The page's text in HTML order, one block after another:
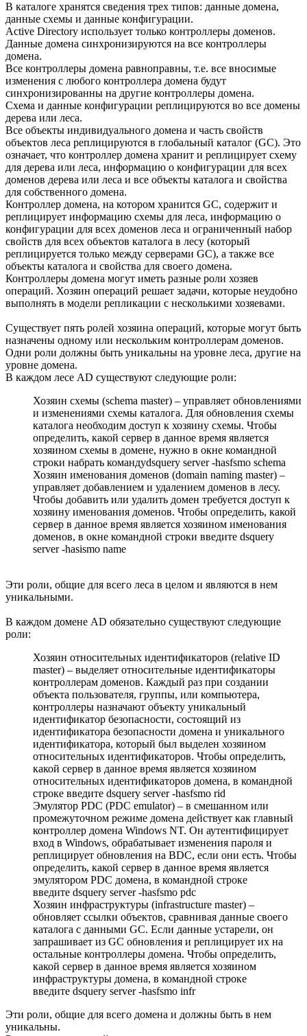
В каталоге хранятся сведения трех типов: данные домена,
данные схемы и данные конфигурации.
Active Directory использует только контроллеры доменов.
Данные домена синхронизируются на все контроллеры
домена.
Все контроллеры домена равноправны, т.е. все вносимые
изменения с любого контроллера домена будут
синхронизированны на другие контроллеры домена.
Схема и данные конфигурации реплицируются во все домены
дерева или леса.
Все объекты индивидуального домена и часть свойств
объектов леса реплицируются в глобальный каталог (GC). Это
означает, что контроллер домена хранит и реплицирует схему
для дерева или леса, информацию о конфигурации для всех
доменов дерева или леса и все объекты каталога и свойства
для собственного домена.
Контроллер домена, на котором хранится GC, содержит и
реплицирует информацию схемы для леса, информацию о
конфигурации для всех доменов леса и ограниченный набор
свойств для всех объектов каталога в лесу (который
реплицируется только между серверами GC), а также все
объекты каталога и свойства для своего домена.
Контроллеры домена могут иметь разные роли хозяев
операций. Хозяин операций решает задачи, которые неудобно
выполнять в модели репликации с несколькими хозяевами.
Существует пять ролей хозяина операций, которые могут быть
назначены одному или нескольким контроллерам доменов.
Одни роли должны быть уникальны на уровне леса, другие на
уровне домена.
В каждом лесе AD существуют следующие роли:
Хозяин схемы (schema master) – управляет обновлениями
и изменениями схемы каталога. Для обновления схемы
каталога необходим доступ к хозяину схемы. Чтобы
определить, какой сервер в данное время является
хозяином схемы в домене, нужно в окне командной
строки набрать командуdsquery server -hasfsmo schema
Хозяин именования доменов (domain naming master) –
управляет добавлением и удалением доменов в лесу.
Чтобы добавить или удалить домен требуется доступ к
хозяину именования доменов. Чтобы определить, какой
сервер в данное время является хозяином именования
доменов, в окне командной строки введите dsquery
server -hasismo name
Эти роли, общие для всего леса в целом и являются в нем
уникальными.
В каждом домене AD обязательно существуют следующие
роли:
Хозяин относительных идентификаторов (relative ID
master) – выделяет относительные идентификаторы
контроллерам доменов. Каждый раз при создании
объекта пользователя, группы, или компьютера,
контроллеры назначают объекту уникальный
идентификатор безопасности, состоящий из
идентификатора безопасности домена и уникального
идентификатора, который был выделен хозяином
относительных идентификаторов. Чтобы определить,
какой сервер в данное время является хозяином
относительных идентификаторов домена, в командной
строке введите dsquery server -hasfsmo rid
Эмулятор PDC (PDC emulator) – в смешанном или
промежуточном режиме домена действует как главный
контроллер домена Windows NT. Он аутентифицирует
вход в Windows, обрабатывает изменения пароля и
реплицирует обновления на BDC, если они есть. Чтобы
определить, какой сервер в данное время является
эмулятором PDC домена, в командной строке
введите dsquery server -hasfsmo pdc
Хозяин инфраструктуры (infrastructure master) –
обновляет ссылки объектов, сравнивая данные своего
каталога с данными GC. Если данные устарели, он
запрашивает из GC обновления и реплицирует их на
остальные контроллеры домена. Чтобы определить,
какой сервер в данное время является хозяином
инфраструктуры домена, в командной строке
введите dsquery server -hasfsmo infr
Эти роли, общие для всего домена и должны быть в нем
уникальны.